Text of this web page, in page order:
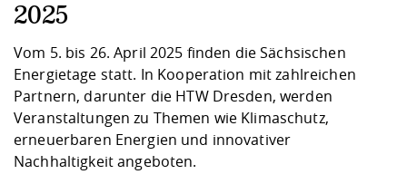
Checkliste zum
und Physik
Lebenslagen
Studentenwerk
Career Service
Lehren,
Weiterbilden im
Formulare und
Formulare und
Gründung und
Klimaschutz &
Landbau/
Maschinenbau
Angebote für
Kontakt und Anfahrt
Qualitätssicherung
2025
Vom 5. bis 26. April 2025 finden die Sächsischen
Energietage statt. In Kooperation mit zahlreichen
Partnern, darunter die HTW Dresden, werden
Veranstaltungen zu Themen wie Klimaschutz,
erneuerbaren Energien und innovativer
Nachhaltigkeit angeboten.